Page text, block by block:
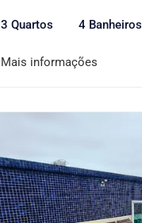
3 Quartos 4 Banheiros
Mais informações